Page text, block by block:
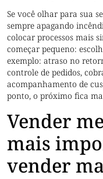
Se você olhar para sua
sempre apagando
colocar processos mais
começar pequeno:
exemplo: atraso no
controle de pedidos,
acompanhamento de
ponto, o próximo fica
Vender
mais
vender